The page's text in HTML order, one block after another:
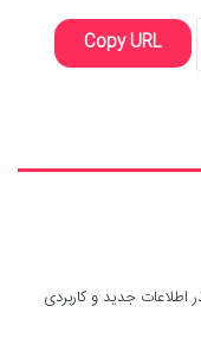
Copy URL
اطلاعات جدید و کاربردی